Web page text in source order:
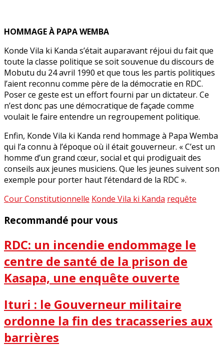
HOMMAGE À PAPA WEMBA
Konde Vila ki Kanda s’était auparavant réjoui du fait que
toute la classe politique se soit souvenue du discours de
Mobutu du 24 avril 1990 et que tous les partis politiques
l’aient reconnu comme père de la démocratie en RDC.
Poser ce geste est un effort fourni par un dictateur. Ce
n’est donc pas une démocratique de façade comme
voulait le faire entendre un regroupement politique.
Enfin, Konde Vila ki Kanda rend hommage à Papa Wemba
qui l’a connu à l’époque où il était gouverneur. « C’est un
homme d’un grand cœur, social et qui prodiguait des
conseils aux jeunes musiciens. Que les jeunes suivent son
exemple pour porter haut l’étendard de la RDC ».
Cour Constitutionnelle Konde Vila ki Kanda requête
Recommandé pour vous
RDC: un incendie endommage le
centre de santé de la prison de
Kasapa, une enquête ouverte
Ituri : le Gouverneur militaire
ordonne la fin des tracasseries aux
barrières